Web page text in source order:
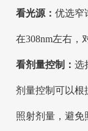
看光源： 优选窄
在308nm左右，
看剂量控制： 选
剂量控制可以根
照射剂量，避免